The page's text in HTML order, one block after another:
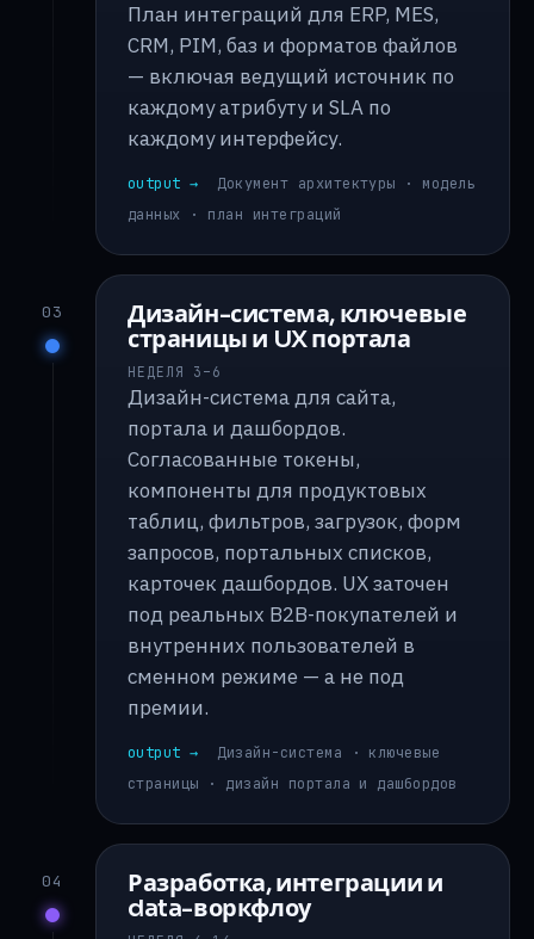
План интеграций для ERP, MES,
CRM, PIM, баз и форматов файлов
— включая ведущий источник по
каждому атрибуту и SLA по
каждому интерфейсу.
output →
Документ архитектуры · модель
данных · план интеграций
03
Дизайн-система, ключевые
страницы и UX портала
НЕДЕЛЯ 3–6
Дизайн-система для сайта,
портала и дашбордов.
Согласованные токены,
компоненты для продуктовых
таблиц, фильтров, загрузок, форм
запросов, портальных списков,
карточек дашбордов. UX заточен
под реальных B2B-покупателей и
внутренних пользователей в
сменном режиме — а не под
премии.
output →
Дизайн-система · ключевые
страницы · дизайн портала и дашбордов
04
Разработка, интеграции и
data-воркфлоу